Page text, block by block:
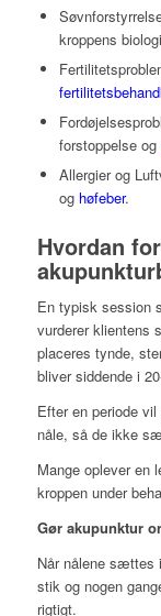
kroppens
forstoppelse og
Allergier og
og høfeber.
Hvordan
En typisk session
vurderer klientens
placeres tynde,
bliver siddende i
Efter en periode
nåle, så de ikke
Mange oplever en
kroppen under
Gør akupunktur
Når nålene sættes
stik og nogen
rigtigt.